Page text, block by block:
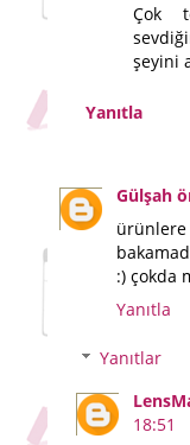
Çok
şeyini
Yanıtla
Gülşah
:) çokda
Yanıtla
Yanıtlar
18:51